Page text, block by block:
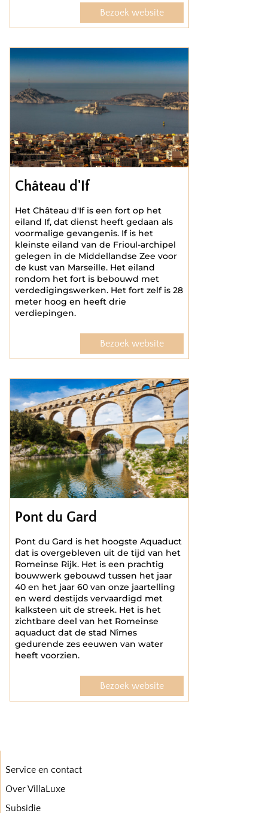
Bezoek website
Château d'If
Het Château d'If is een fort op het
eiland If, dat dienst heeft gedaan als
voormalige gevangenis. If is het
kleinste eiland van de Frioul-archipel
gelegen in de Middellandse Zee voor
de kust van Marseille. Het eiland
rondom het fort is bebouwd met
verdedigingswerken. Het fort zelf is 28
meter hoog en heeft drie
verdiepingen.
Bezoek website
Pont du Gard
Pont du Gard is het hoogste Aquaduct
dat is overgebleven uit de tijd van het
Romeinse Rijk. Het is een prachtig
bouwwerk gebouwd tussen het jaar
40 en het jaar 60 van onze jaartelling
en werd destijds vervaardigd met
kalksteen uit de streek. Het is het
zichtbare deel van het Romeinse
aquaduct dat de stad Nîmes
gedurende zes eeuwen van water
heeft voorzien.
Bezoek website
Service en contact
Over VillaLuxe
Subsidie